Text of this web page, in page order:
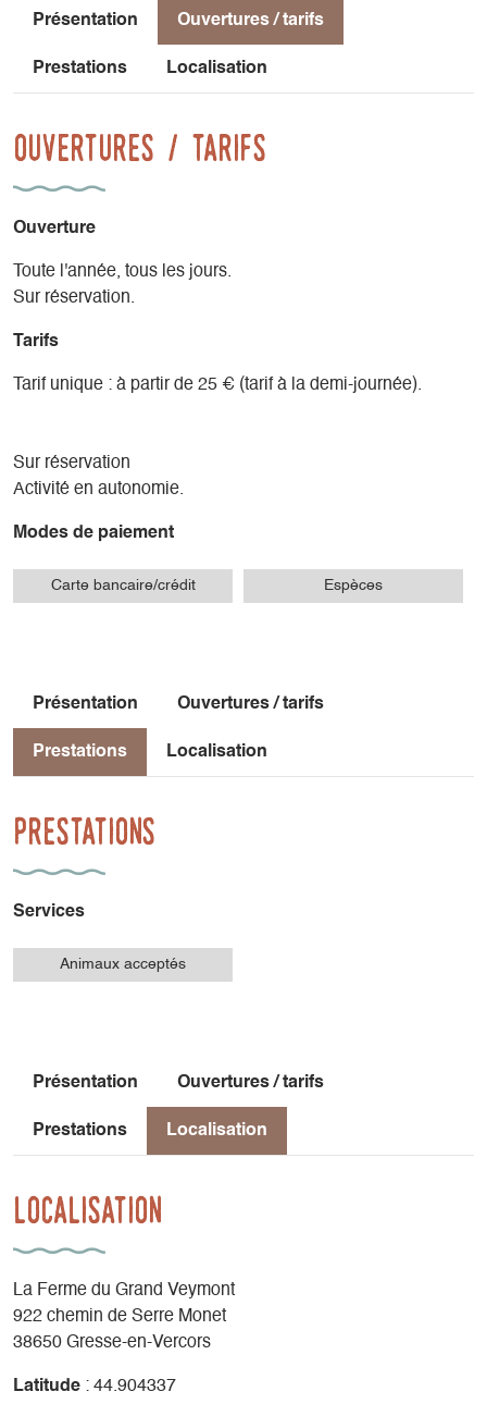
Présentation Ouvertures / tarifs
Prestations Localisation
Ouvertures / tarifs
Ouverture
Toute l'année, tous les jours.
Sur réservation.
Tarifs
Tarif unique : à partir de 25 € (tarif à la demi-journée).
Sur réservation
Activité en autonomie.
Modes de paiement
Carte bancaire/crédit Espèces
Présentation Ouvertures / tarifs
Prestations Localisation
Prestations
Services
Animaux acceptés
Présentation Ouvertures / tarifs
Prestations Localisation
Localisation
La Ferme du Grand Veymont
922 chemin de Serre Monet
38650 Gresse-en-Vercors
Latitude : 44.904337